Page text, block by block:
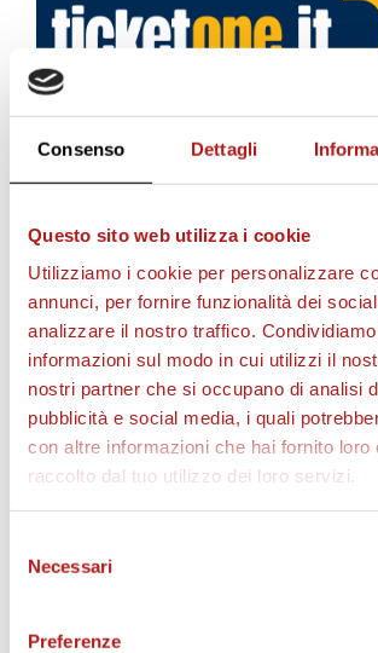
Consenso Dettagli
Questo sito web utilizza i cookie
Utilizziamo i cookie per personalizzare
annunci, per fornire funzionalità dei
analizzare il nostro traffico.
informazioni sul modo in cui utilizzi il
nostri partner che si occupano di analisi
pubblicità e social media, i quali
con altre informazioni che hai fornito loro
raccolto dal tuo utilizzo dei loro servizi.
delNecessari
Preferenze
AS CITTADELLA STORE